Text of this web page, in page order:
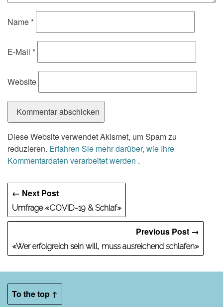
Name *
E-Mail *
Website
Diese Website verwendet Akismet, um Spam zu
reduzieren. Erfahren Sie mehr darüber, wie Ihre
Kommentardaten verarbeitet werden .
Previous Post →
«Wer erfolgreich sein will, muss ausreichend schlafen»
← Next Post
Umfrage «COVID-19 & Schlaf»
To the top ↑